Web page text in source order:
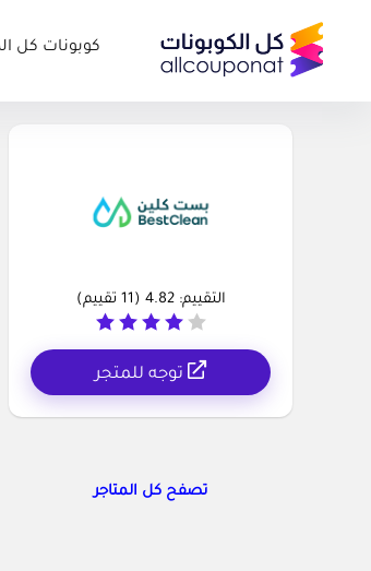
كوبونات كل
التقييم:4.82
(
11 تقييم)
توجه للمتجر
تصفح كل المتاجر